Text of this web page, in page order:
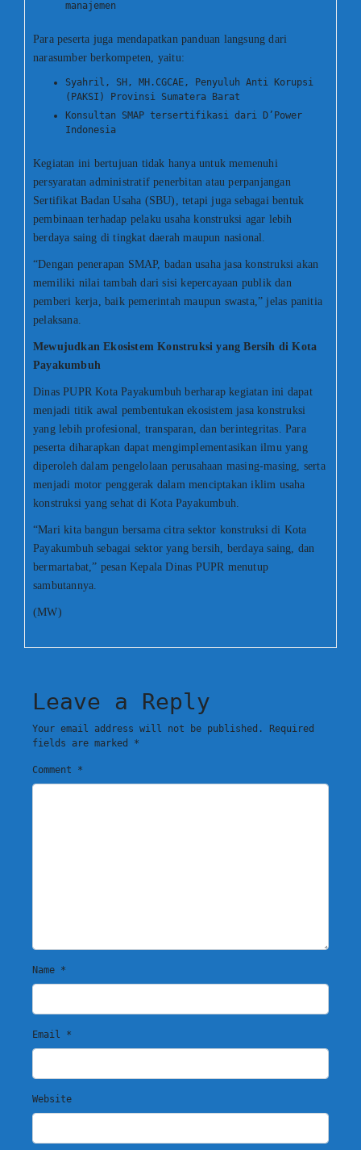
manajemen
Para peserta juga mendapatkan panduan langsung dari
narasumber berkompeten, yaitu:
Syahril, SH, MH.CGCAE, Penyuluh Anti Korupsi
(PAKSI) Provinsi Sumatera Barat
Konsultan SMAP tersertifikasi dari D’Power
Indonesia
Kegiatan ini bertujuan tidak hanya untuk memenuhi
persyaratan administratif penerbitan atau perpanjangan
Sertifikat Badan Usaha (SBU), tetapi juga sebagai bentuk
pembinaan terhadap pelaku usaha konstruksi agar lebih
berdaya saing di tingkat daerah maupun nasional.
“Dengan penerapan SMAP, badan usaha jasa konstruksi akan
memiliki nilai tambah dari sisi kepercayaan publik dan
pemberi kerja, baik pemerintah maupun swasta,” jelas panitia
pelaksana.
Mewujudkan Ekosistem Konstruksi yang Bersih di Kota
Payakumbuh
Dinas PUPR Kota Payakumbuh berharap kegiatan ini dapat
menjadi titik awal pembentukan ekosistem jasa konstruksi
yang lebih profesional, transparan, dan berintegritas. Para
peserta diharapkan dapat mengimplementasikan ilmu yang
diperoleh dalam pengelolaan perusahaan masing-masing, serta
menjadi motor penggerak dalam menciptakan iklim usaha
konstruksi yang sehat di Kota Payakumbuh.
“Mari kita bangun bersama citra sektor konstruksi di Kota
Payakumbuh sebagai sektor yang bersih, berdaya saing, dan
bermartabat,” pesan Kepala Dinas PUPR menutup
sambutannya.
(MW)
Leave a Reply
Your email address will not be published.
Required
fields are marked *
Comment *
Name *
Email *
Website